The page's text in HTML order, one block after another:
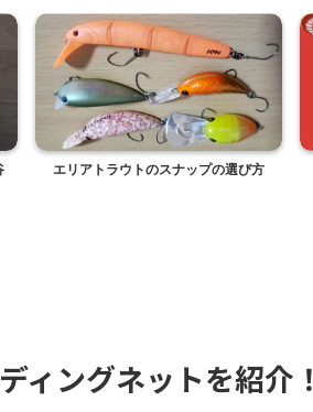
エリアトラウトのスナップの選び方
ィングネットを紹介！